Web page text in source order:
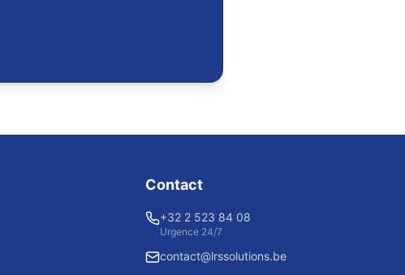
Contact
+32 2 523 84 08
Urgence 24/7
contact@lrssolutions.be